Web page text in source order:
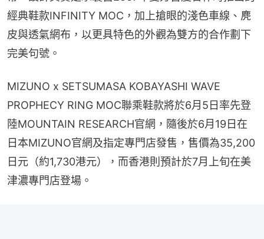
經典鞋款INFINITY MOC，加上搶眼的淺色車線、麂
皮與透氣網布，以更具特色的外觀為雙方的合作劃下
完美句號。
MIZUNO x SETSUMASA KOBAYASHI WAVE
PROPHECY RING MOC聯乘鞋款將於6月5日率先登
陸MOUNTAIN RESEARCH官網，隨後於6月19日在
日本MIZUNO官網及指定專門店發售，售價為35,200
日元（約1,730港元），而香港則預計於7月上旬在美
津濃專門店登場。